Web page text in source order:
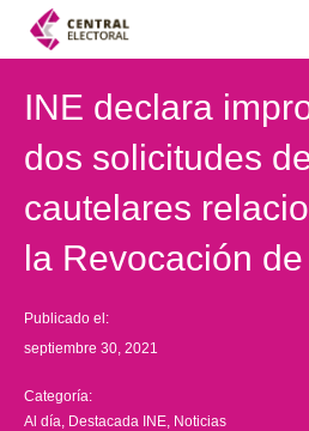
INE declara
dos solicitudes
cautelares
la Revocación
Publicado el:
septiembre 30, 2021
Categoría:
Al día Destacada INE Noticias